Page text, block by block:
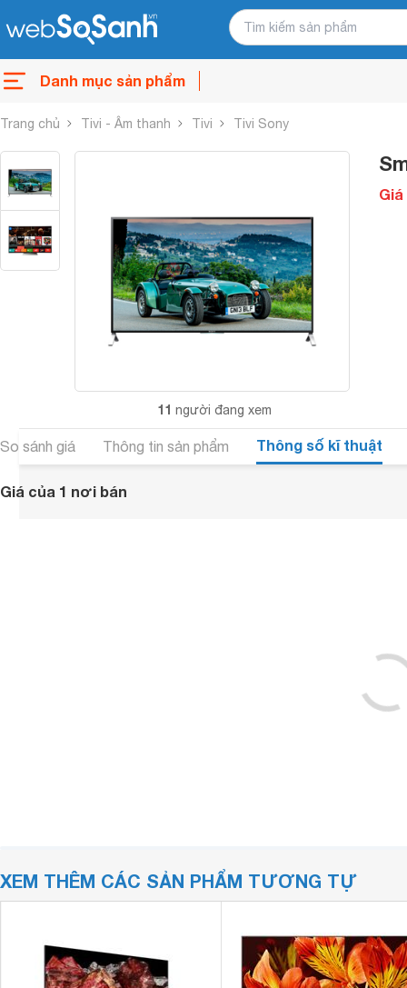
Danh mục sản phẩm
Trang chủ Tivi - Âm thanh Tivi Tivi Sony
11 người đang xem
Giá
So sánh giá Thông tin sản phẩm Thông số kĩ thuật
Giá của 1 nơi bán
XEM THÊM CÁC SẢN PHẨM TƯƠNG TỰ